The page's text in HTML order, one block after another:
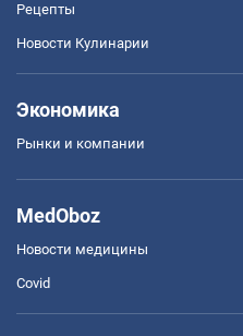
Рецепты
Новости Кулинарии
Экономика
Рынки и компании
MedOboz
Новости медицины
Covid